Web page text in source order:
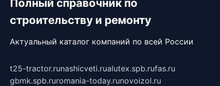
Полный справочник по
строительству и ремонту
Актуальный каталог компаний по всей России
t25-tractor.runashicveti.rualutex.spb.rufas.ru
gbmk.spb.ruromania-today.runovoizol.ru